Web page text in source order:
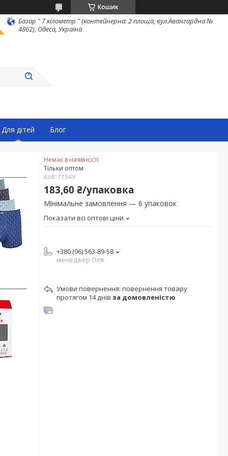
Кошик
Базар " 7 кілометр " (контейнерна: 2 площа, вул.Авангардна №
4862), Одеса, Україна
Для дітей Блог
Немає в наявності
Тільки оптом
Код: 11549
183,60 ₴/упаковка
Мінімальне замовлення — 6 упаковок
Показати всі оптові ціни
+380 (96) 563-89-58
менеджер Оля
повернення товару
протягом 14 днів за домовленістю